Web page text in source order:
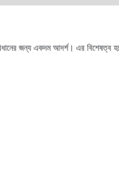
জন্য একদম আদর্শ। এর